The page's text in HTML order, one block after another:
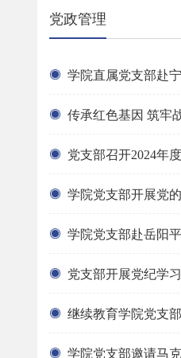
党政管理